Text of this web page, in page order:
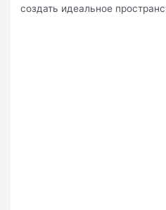
создать идеальное